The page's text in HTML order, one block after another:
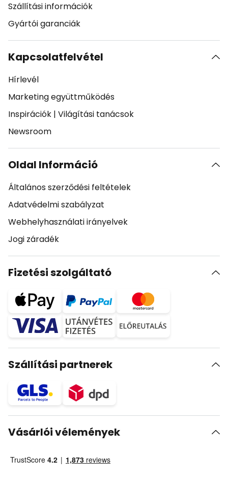
Szállítási információk
Gyártói garanciák
Kapcsolatfelvétel
Hírlevél
Marketing együttműködés
Inspirációk | Világítási tanácsok
Newsroom
Oldal Információ
Általános szerződési feltételek
Adatvédelmi szabályzat
Webhelyhasználati irányelvek
Jogi záradék
Fizetési szolgáltató
Szállítási partnerek
Vásárlói vélemények